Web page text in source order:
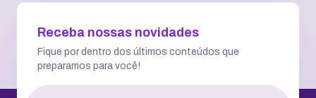
Receba nossas novidades
Fique por dentro dos últimos conteúdos que
preparamos para você!